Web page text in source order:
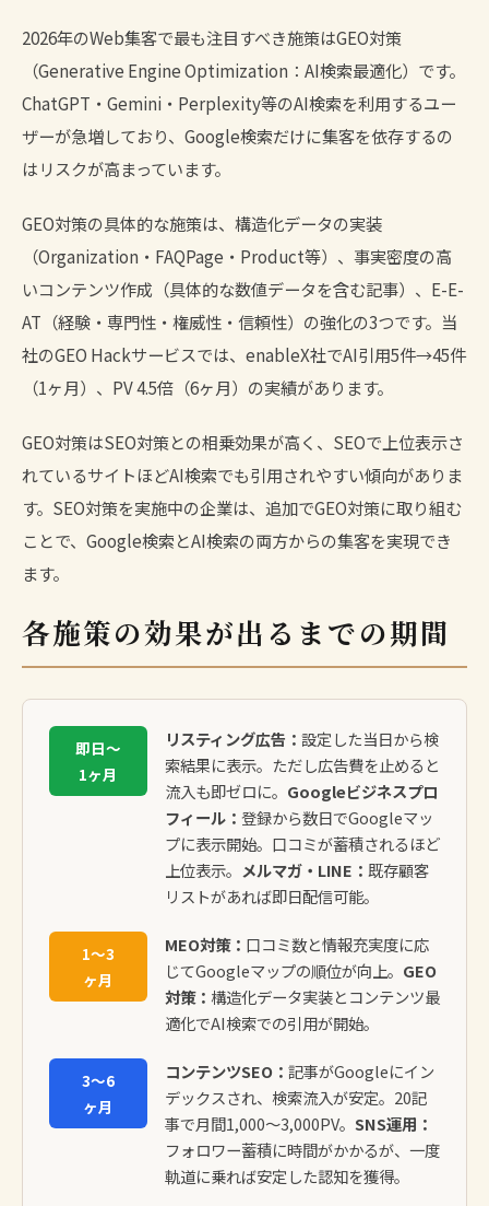
2026年のWeb集客で最も注目すべき施策はGEO対策
（Generative Engine Optimization：AI検索最適化）です。
ChatGPT・Gemini・Perplexity等のAI検索を利用するユー
ザーが急増しており、Google検索だけに集客を依存するの
はリスクが高まっています。
GEO対策の具体的な施策は、構造化データの実装
（Organization・FAQPage・Product等）、事実密度の高
いコンテンツ作成（具体的な数値データを含む記事）、E-E-
AT（経験・専門性・権威性・信頼性）の強化の3つです。当
社のGEO Hackサービスでは、enableX社でAI引用5件→45件
（1ヶ月）、PV 4.5倍（6ヶ月）の実績があります。
GEO対策はSEO対策との相乗効果が高く、SEOで上位表示さ
れているサイトほどAI検索でも引用されやすい傾向がありま
す。SEO対策を実施中の企業は、追加でGEO対策に取り組む
ことで、Google検索とAI検索の両方からの集客を実現でき
ます。
各施策の効果が出るまでの期間
即日〜
1ヶ月
リスティング広告： 設定した当日から検
索結果に表示。ただし広告費を止めると
流入も即ゼロに。 Googleビジネスプロ
フィール： 登録から数日でGoogleマッ
プに表示開始。口コミが蓄積されるほど
上位表示。 メルマガ・LINE： 既存顧客
リストがあれば即日配信可能。
1〜3
ヶ月
MEO対策： 口コミ数と情報充実度に応
じてGoogleマップの順位が向上。 GEO
対策： 構造化データ実装とコンテンツ最
適化でAI検索での引用が開始。
3〜6
ヶ月
コンテンツSEO： 記事がGoogleにイン
デックスされ、検索流入が安定。20記
事で月間1,000〜3,000PV。 SNS運用：
フォロワー蓄積に時間がかかるが、一度
軌道に乗れば安定した認知を獲得。